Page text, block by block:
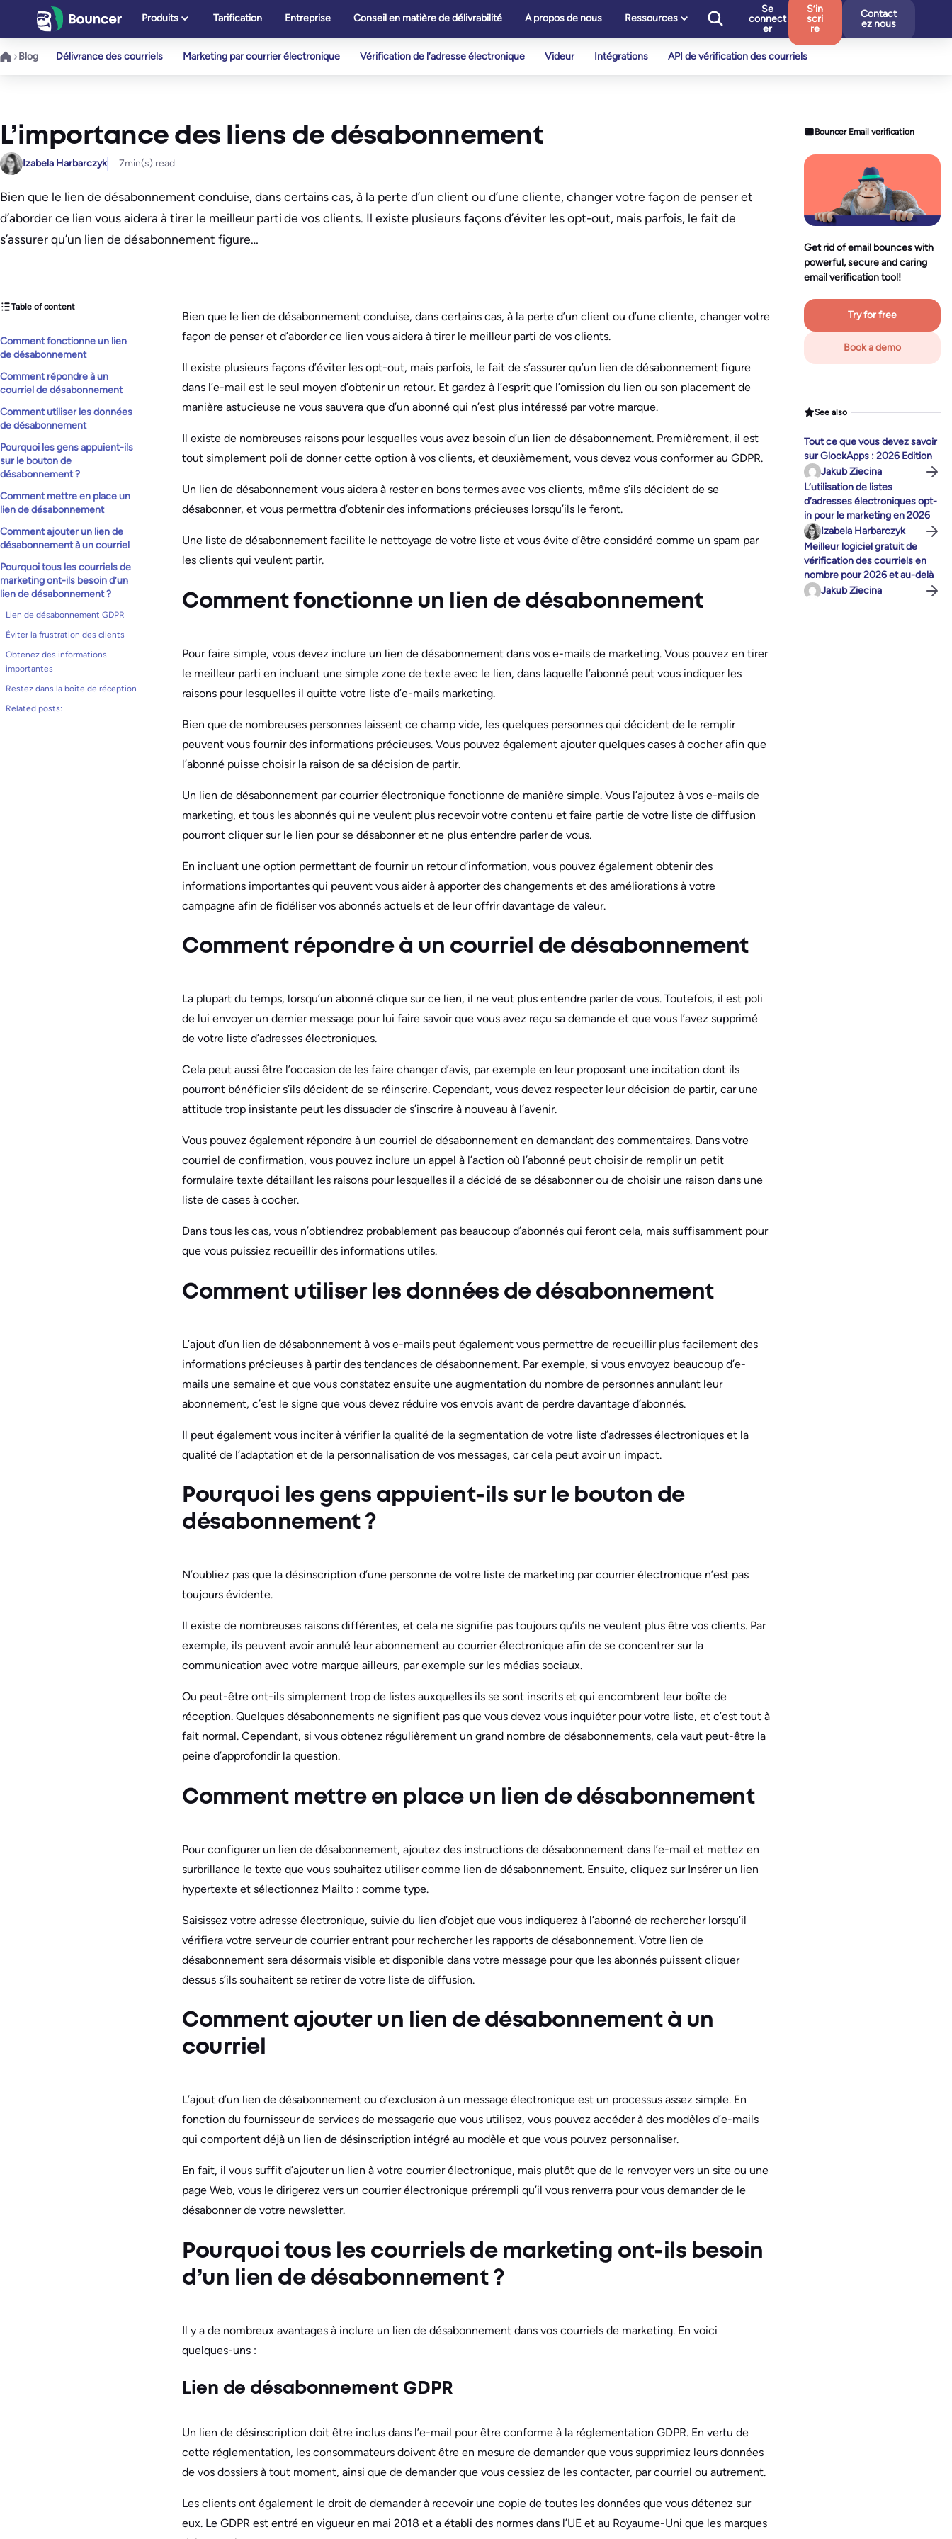
contenu
Produits Tarification Entreprise Conseil en matière de délivrabilité A propos de nous Ressources
Se
connect
er
S’in
scri
re
Contact
ez nous
Blog Délivrance des courriels Marketing par courrier électronique Vérification de l’adresse électronique Videur Intégrations API de vérification des courriels
L’importance des liens de désabonnement
Izabela Harbarczyk 7min(s) read
Bien que le lien de désabonnement conduise, dans certains cas, à la perte d’un client ou d’une cliente, changer votre façon de penser et
d’aborder ce lien vous aidera à tirer le meilleur parti de vos clients. Il existe plusieurs façons d’éviter les opt-out, mais parfois, le fait de
s’assurer qu’un lien de désabonnement figure…
Table of content
Comment fonctionne un lien
de désabonnement
Comment répondre à un
courriel de désabonnement
Comment utiliser les données
de désabonnement
Pourquoi les gens appuient-ils
sur le bouton de
désabonnement ?
Comment mettre en place un
lien de désabonnement
Comment ajouter un lien de
désabonnement à un courriel
Pourquoi tous les courriels de
marketing ont-ils besoin d’un
lien de désabonnement ?
Lien de désabonnement GDPR
Éviter la frustration des clients
Obtenez des informations
importantes
Restez dans la boîte de réception
Related posts:
Bien que le lien de désabonnement conduise, dans certains cas, à la perte d’un client ou d’une cliente, changer votre
façon de penser et d’aborder ce lien vous aidera à tirer le meilleur parti de vos clients.
Il existe plusieurs façons d’éviter les opt-out, mais parfois, le fait de s’assurer qu’un lien de désabonnement figure
dans l’e-mail est le seul moyen d’obtenir un retour. Et gardez à l’esprit que l’omission du lien ou son placement de
manière astucieuse ne vous sauvera que d’un abonné qui n’est plus intéressé par votre marque.
Il existe de nombreuses raisons pour lesquelles vous avez besoin d’un lien de désabonnement. Premièrement, il est
tout simplement poli de donner cette option à vos clients, et deuxièmement, vous devez vous conformer au GDPR.
Un lien de désabonnement vous aidera à rester en bons termes avec vos clients, même s’ils décident de se
désabonner, et vous permettra d’obtenir des informations précieuses lorsqu’ils le feront.
Une liste de désabonnement facilite le nettoyage de votre liste et vous évite d’être considéré comme un spam par
les clients qui veulent partir.
Comment fonctionne un lien de désabonnement
Pour faire simple, vous devez inclure un lien de désabonnement dans vos e-mails de marketing. Vous pouvez en tirer
le meilleur parti en incluant une simple zone de texte avec le lien, dans laquelle l’abonné peut vous indiquer les
raisons pour lesquelles il quitte votre liste d’e-mails marketing.
Bien que de nombreuses personnes laissent ce champ vide, les quelques personnes qui décident de le remplir
peuvent vous fournir des informations précieuses. Vous pouvez également ajouter quelques cases à cocher afin que
l’abonné puisse choisir la raison de sa décision de partir.
Un lien de désabonnement par courrier électronique fonctionne de manière simple. Vous l’ajoutez à vos e-mails de
marketing, et tous les abonnés qui ne veulent plus recevoir votre contenu et faire partie de votre liste de diffusion
pourront cliquer sur le lien pour se désabonner et ne plus entendre parler de vous.
En incluant une option permettant de fournir un retour d’information, vous pouvez également obtenir des
informations importantes qui peuvent vous aider à apporter des changements et des améliorations à votre
campagne afin de fidéliser vos abonnés actuels et de leur offrir davantage de valeur.
Comment répondre à un courriel de désabonnement
La plupart du temps, lorsqu’un abonné clique sur ce lien, il ne veut plus entendre parler de vous. Toutefois, il est poli
de lui envoyer un dernier message pour lui faire savoir que vous avez reçu sa demande et que vous l’avez supprimé
de votre liste d’adresses électroniques.
Cela peut aussi être l’occasion de les faire changer d’avis, par exemple en leur proposant une incitation dont ils
pourront bénéficier s’ils décident de se réinscrire. Cependant, vous devez respecter leur décision de partir, car une
attitude trop insistante peut les dissuader de s’inscrire à nouveau à l’avenir.
Vous pouvez également répondre à un courriel de désabonnement en demandant des commentaires. Dans votre
courriel de confirmation, vous pouvez inclure un appel à l’action où l’abonné peut choisir de remplir un petit
formulaire texte détaillant les raisons pour lesquelles il a décidé de se désabonner ou de choisir une raison dans une
liste de cases à cocher.
Dans tous les cas, vous n’obtiendrez probablement pas beaucoup d’abonnés qui feront cela, mais suffisamment pour
que vous puissiez recueillir des informations utiles.
Comment utiliser les données de désabonnement
L’ajout d’un lien de désabonnement à vos e-mails peut également vous permettre de recueillir plus facilement des
informations précieuses à partir des tendances de désabonnement. Par exemple, si vous envoyez beaucoup d’e-
mails une semaine et que vous constatez ensuite une augmentation du nombre de personnes annulant leur
abonnement, c’est le signe que vous devez réduire vos envois avant de perdre davantage d’abonnés.
Il peut également vous inciter à vérifier la qualité de la segmentation de votre liste d’adresses électroniques et la
qualité de l’adaptation et de la personnalisation de vos messages, car cela peut avoir un impact.
Pourquoi les gens appuient-ils sur le bouton de
désabonnement ?
N’oubliez pas que la désinscription d’une personne de votre liste de marketing par courrier électronique n’est pas
toujours évidente.
Il existe de nombreuses raisons différentes, et cela ne signifie pas toujours qu’ils ne veulent plus être vos clients. Par
exemple, ils peuvent avoir annulé leur abonnement au courrier électronique afin de se concentrer sur la
communication avec votre marque ailleurs, par exemple sur les médias sociaux.
Ou peut-être ont-ils simplement trop de listes auxquelles ils se sont inscrits et qui encombrent leur boîte de
réception. Quelques désabonnements ne signifient pas que vous devez vous inquiéter pour votre liste, et c’est tout à
fait normal. Cependant, si vous obtenez régulièrement un grand nombre de désabonnements, cela vaut peut-être la
peine d’approfondir la question.
Comment mettre en place un lien de désabonnement
Pour configurer un lien de désabonnement, ajoutez des instructions de désabonnement dans l’e-mail et mettez en
surbrillance le texte que vous souhaitez utiliser comme lien de désabonnement. Ensuite, cliquez sur Insérer un lien
hypertexte et sélectionnez Mailto : comme type.
Saisissez votre adresse électronique, suivie du lien d’objet que vous indiquerez à l’abonné de rechercher lorsqu’il
vérifiera votre serveur de courrier entrant pour rechercher les rapports de désabonnement. Votre lien de
désabonnement sera désormais visible et disponible dans votre message pour que les abonnés puissent cliquer
dessus s’ils souhaitent se retirer de votre liste de diffusion.
Comment ajouter un lien de désabonnement à un
courriel
L’ajout d’un lien de désabonnement ou d’exclusion à un message électronique est un processus assez simple. En
fonction du fournisseur de services de messagerie que vous utilisez, vous pouvez accéder à des modèles d’e-mails
qui comportent déjà un lien de désinscription intégré au modèle et que vous pouvez personnaliser.
En fait, il vous suffit d’ajouter un lien à votre courrier électronique, mais plutôt que de le renvoyer vers un site ou une
page Web, vous le dirigerez vers un courrier électronique prérempli qu’il vous renverra pour vous demander de le
désabonner de votre newsletter.
Pourquoi tous les courriels de marketing ont-ils besoin
d’un lien de désabonnement ?
Il y a de nombreux avantages à inclure un lien de désabonnement dans vos courriels de marketing. En voici
quelques-uns :
Lien de désabonnement GDPR
Un lien de désinscription doit être inclus dans l’e-mail pour être conforme à la réglementation GDPR. En vertu de
cette réglementation, les consommateurs doivent être en mesure de demander que vous supprimiez leurs données
de vos dossiers à tout moment, ainsi que de demander que vous cessiez de les contacter, par courriel ou autrement.
Les clients ont également le droit de demander à recevoir une copie de toutes les données que vous détenez sur
eux. Le GDPR est entré en vigueur en mai 2018 et a établi des normes dans l’UE et au Royaume-Uni que les marques
Bouncer Email verification
Get rid of email bounces with
powerful, secure and caring
email verification tool!
Try for free
Book a demo
See also
Tout ce que vous devez savoir
sur GlockApps : 2026 Edition
Jakub Ziecina
L’utilisation de listes
d’adresses électroniques opt-
in pour le marketing en 2026
Izabela Harbarczyk
Meilleur logiciel gratuit de
vérification des courriels en
nombre pour 2026 et au-delà
Jakub Ziecina